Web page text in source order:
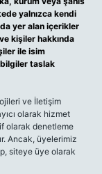
yalnızca kendi
yer alan içerikler
kişiler hakkında
ile isim
taslak
ve İletişim
olarak hizmet
olarak denetleme
Ancak, üyelerimiz
siteye üye olarak